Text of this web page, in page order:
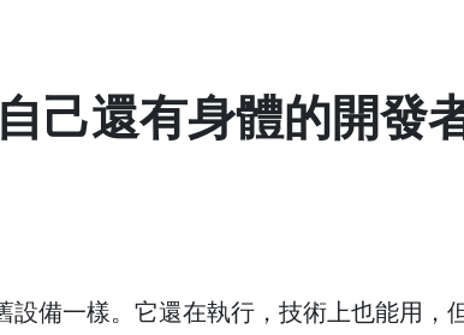
己還有身體的開發
備一樣。它還在執行，技術上也能用，